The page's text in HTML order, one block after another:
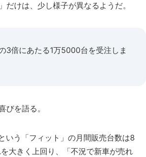
だけは、少し様子が異なるようだ。
3倍にあたる1万5000台を受注しま
びを語る。
いう「フィット」の月間販売台数は8
大きく上回り、「不況で新車が売れ